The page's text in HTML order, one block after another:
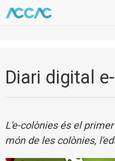
Diari digital
L'e-colònies és el
món de les colònies,